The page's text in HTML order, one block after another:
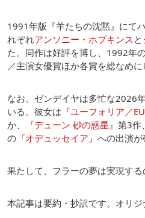
1991年版『羊たちの沈黙』にて
れぞれアンソニー・ホプキンス と
た。同作は好評を博し、1992年
／主演女優賞ほか各賞を総なめに
なお、ゼンデイヤは多忙な2026
いる。彼女は 『ユーフォリア／
か、
『デューン 砂の惑星』 第3作
の 『オデュッセイア』 への出演が
果たして、フラーの夢は実現する
本記事は要約・抄訳です。オリ